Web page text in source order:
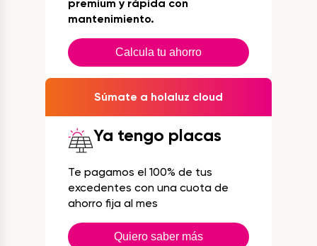
premium y rápida con
mantenimiento.
Calcula tu ahorro
Súmate a holaluz cloud
Ya tengo placas
Te pagamos el 100% de tus
excedentes con una cuota de
ahorro fija al mes
Quiero saber más